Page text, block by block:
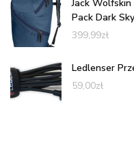
Jack
Pack Dark Sky
399,99zł
Ledlenser
59,00zł